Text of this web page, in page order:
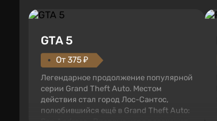
GTA 5
От 375 ₽
Легендарное продолжение популярной
серии Grand Theft Auto. Местом
действия стал город Лос-Сантос,
полюбившийся ещё в Grand Theft Auto: